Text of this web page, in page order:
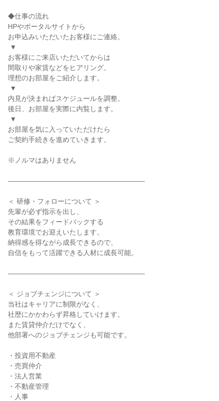
◆仕事の流れ
HPやポータルサイトから
お申込みいただいたお客様にご連絡。
お客様にご来店いただいてからは
間取りや家賃などをヒアリング。
理想のお部屋をご紹介します。
内見が決まればスケジュールを調整。
後日、お部屋を実際に内覧します。
お部屋を気に入っていただけたら
ご契約手続きを進めていきます。
※ノルマはありません
――――――――――――――――――――
＜ 研修・フォローについて ＞
先輩が必ず指示を出し、
その結果をフィードバックする
教育環境でお迎えいたします。
納得感を得ながら成長できるので、
自信をもって活躍できる人材に成長可能。
――――――――――――――――――――
＜ ジョブチェンジについて ＞
当社はキャリアに制限がなく、
社歴にかかわらず昇格していけます。
また賃貸仲介だけでなく、
他部署へのジョブチェンジも可能です。
・投資用不動産
・売買仲介
・法人営業
・不動産管理
・人事